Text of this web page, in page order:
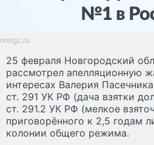
orelgz.ru
25 февраля Новгородский
рассмотрел апелляционную
интересах Валерия
ст. 291 УК РФ (дача взятки
ст. 291.2 УК РФ (мелкое
приговорённого к 2,5 годам
колонии общего режима.